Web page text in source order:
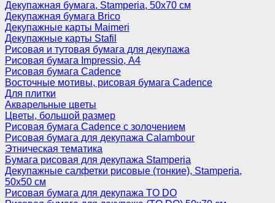
Декупажная бумага, Stamperia, 50х70 см
Декупажная бумага Brico
Декупажные карты Maimeri
Декупажные карты Stafil
Рисовая и тутовая бумага для декупажа
Рисовая бумага Impressio, А4
Рисовая бумага Cadence
Восточные мотивы, рисовая бумага Cadence
Для плитки
Акварельные цветы
Цветы, большой размер
Рисовая бумага Cadence c золочением
Рисовая бумага для декупажа Calambour
Этническая тематика
Бумага рисовая для декупажа Stamperia
Декупажные салфетки рисовые (тонкие), Stamperia,
50х50 см
Рисовая бумага для декупажа TO DO